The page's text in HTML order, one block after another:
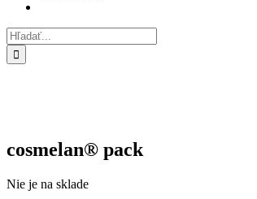
Hľadať:
cosmelan® pack
Nie je na sklade